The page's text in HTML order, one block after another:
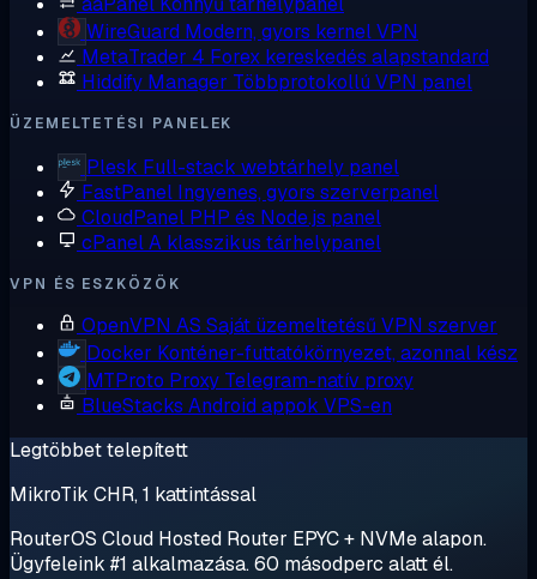
WireGuard Modern, gyors kernel VPN
MetaTrader 4 Forex kereskedés alapstandard
Hiddify Manager Többprotokollú VPN panel
ÜZEMELTETÉSI PANELEK
Plesk Full-stack webtárhely panel
FastPanel Ingyenes, gyors szerverpanel
CloudPanel PHP és Node.js panel
cPanelA klasszikus tárhelypanel
VPN ÉS ESZKÖZÖK
OpenVPN AS Saját üzemeltetésű VPN szerver
Docker Konténer-futtatókörnyezet, azonnal kész
MTProto Proxy Telegram-natív proxy
BlueStacks Android appok VPS-en
Legtöbbet telepített
MikroTik CHR, 1 kattintással
RouterOS Cloud Hosted Router EPYC + NVMe alapon.
Ügyfeleink #1 alkalmazása. 60 másodperc alatt él.